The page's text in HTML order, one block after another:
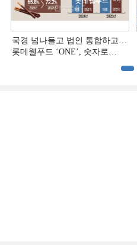
국경 넘나들고 법인 통합하고…
롯데웰푸드 ‘ONE’, 숫자로